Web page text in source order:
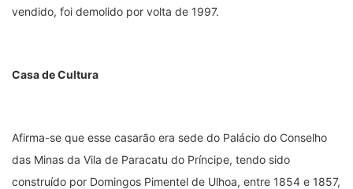
vendido, foi demolido por volta de 1997.
Casa de Cultura
Afirma-se que esse casarão era sede do Palácio do Conselho
das Minas da Vila de Paracatu do Príncipe, tendo sido
construído por Domingos Pimentel de Ulhoa, entre 1854 e 1857,